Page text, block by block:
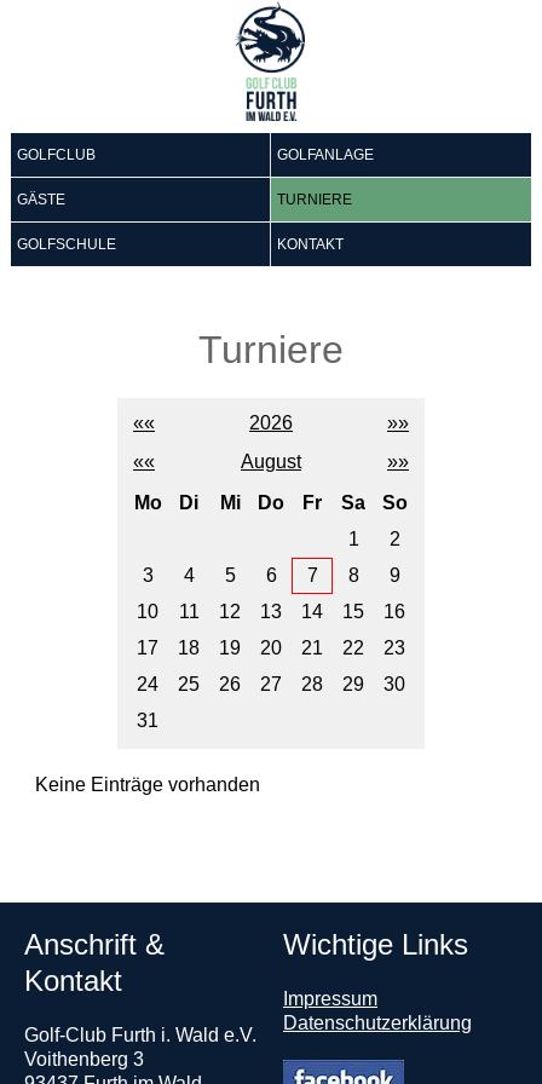
GOLFCLUB GOLFANLAGE
GÄSTE TURNIERE
GOLFSCHULE KONTAKT
Turniere
«« 2026
»»
««
August
»»
Mo
Di Mi Do Fr Sa
So
1
2
3
4 5 6 7 8
9
10
11 12 13 14 15
16
17
18 19 20 21 22
23
24
25 26 27 28 29
30
31
Keine Einträge vorhanden
Anschrift &
Kontakt
Golf-Club Furth i. Wald e.V.
Voithenberg 3
Wichtige Links
Impressum
Datenschutzerklärung